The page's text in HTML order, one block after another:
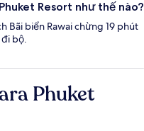
Resort như thế nào?
Bãi biển Rawai chừng 19 phút
đi bộ.
Phuket